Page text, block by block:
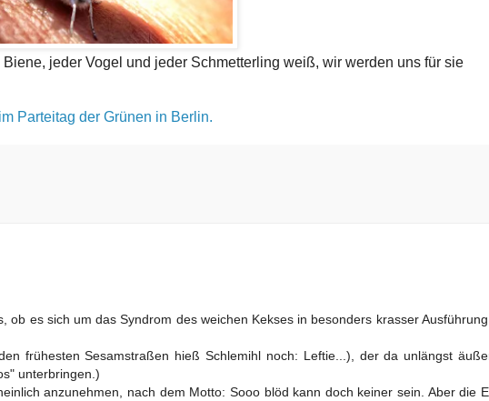
jeder Vogel und jeder Schmetterling weiß, wir werden uns für sie
Parteitag der Grünen in Berlin.
ob es sich um das Syndrom des weichen Kekses in besonders krasser Ausführung
frühesten Sesamstraßen hieß Schlemihl noch: Leftie...), der da unlängst
unterbringen.)
anzunehmen, nach dem Motto: Sooo blöd kann doch keiner sein. Aber die